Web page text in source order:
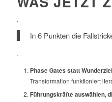
.
In 6 Punkten die
.
Phase Gates statt
Transformation funktioniert
Führungskräfte auswählen,